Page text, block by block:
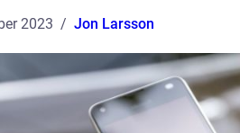
2023 Jon Larsson